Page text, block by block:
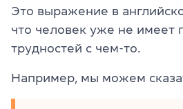
Это выражение в
что человек уже не имеет
трудностей с чем-то.
Например, мы можем